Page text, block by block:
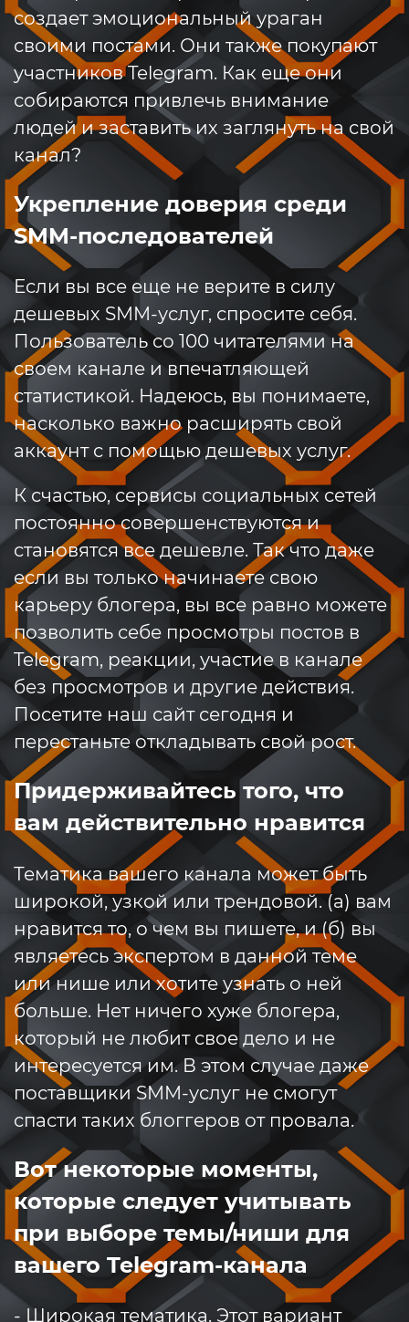
создает эмоциональный ураган
своими постами. Они также покупают
участников Telegram. Как еще они
собираются привлечь внимание
людей и заставить их заглянуть на свой
канал?
Укрепление доверия среди
SMM-последователей
Если вы все еще не верите в силу
дешевых SMM-услуг, спросите себя.
Пользователь со 100 читателями на
своем канале и впечатляющей
статистикой. Надеюсь, вы понимаете,
насколько важно расширять свой
аккаунт с помощью дешевых услуг.
К счастью, сервисы социальных сетей
постоянно совершенствуются и
становятся все дешевле. Так что даже
если вы только начинаете свою
карьеру блогера, вы все равно можете
позволить себе просмотры постов в
Telegram, реакции, участие в канале
без просмотров и другие действия.
Посетите наш сайт сегодня и
перестаньте откладывать свой рост.
Придерживайтесь того, что
вам действительно нравится
Тематика вашего канала может быть
широкой, узкой или трендовой. (а) вам
нравится то, о чем вы пишете, и (б) вы
являетесь экспертом в данной теме
или нише или хотите узнать о ней
больше. Нет ничего хуже блогера,
который не любит свое дело и не
интересуется им. В этом случае даже
поставщики SMM-услуг не смогут
спасти таких блоггеров от провала.
Вот некоторые моменты,
которые следует учитывать
при выборе темы/ниши для
вашего Telegram-канала
- Широкая тематика. Этот вариант